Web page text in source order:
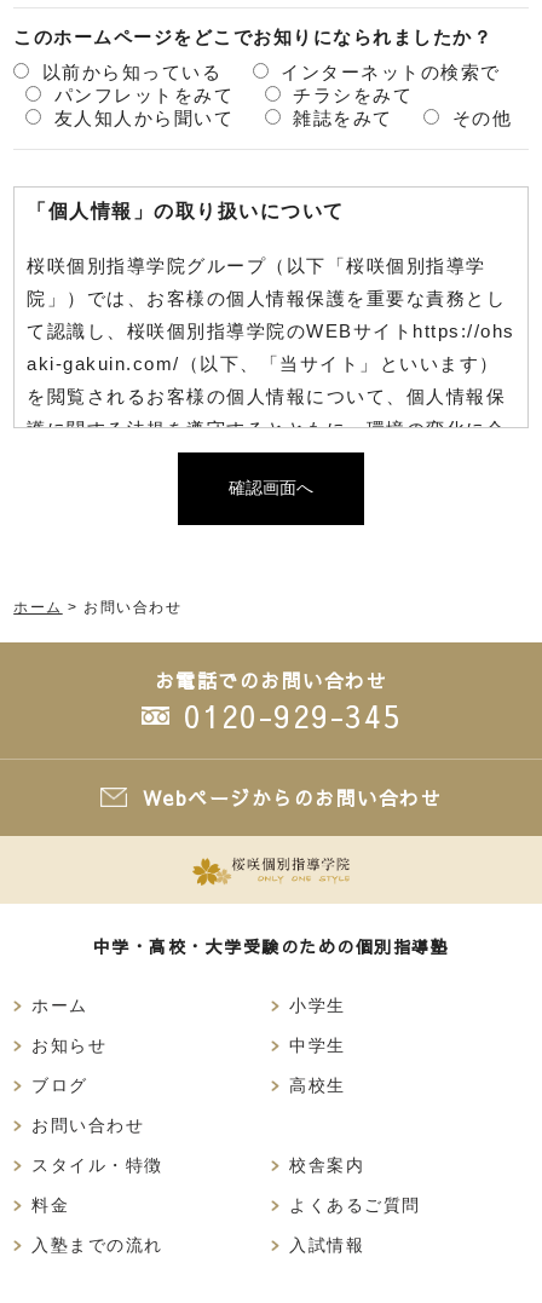
このホームページをどこでお知りになられましたか？
以前から知っている
インターネットの検索で
パンフレットをみて
チラシをみて
友人知人から聞いて
雑誌をみて その他
「個人情報」の取り扱いについて
桜咲個別指導学院グループ（以下「桜咲個別指導学
院」）では、お客様の個人情報保護を重要な責務とし
て認識し、桜咲個別指導学院のWEBサイトhttps://ohs
aki-gakuin.com/（以下、「当サイト」といいます）
を閲覧されるお客様の個人情報について、個人情報保
護に関する法規を遵守するとともに、環境の変化に合
桜咲個別指導学院 個人情報保護責任者
当サイトでは、当サイトを閲覧される方の氏名・メー
ルアドレス等の個人を特定しうる情報（以下、「個人
情報」といいます）について、ご本人からのお問い合
わせなどのサービスご利用のご要望がない限り、これ
2.利用目的
当サイトでご提供いただいた個人情報は、お問い合わ
せへのご返答、ご意見ご感想のご依頼、桜咲個別指導
学院からのご案内などに利用させていただきます。ま
た、個人を特定することが不能な統計・分析に必要な
の方は、保護者の同意を得た上で個人情報をご提供く
3.個人情報を提供することの任意性及び提供しない場
合に生じる結果について
個人情報の提供は任意ですが、原則として個人情報取
記述されています。この情報を記入または入力しない
場合は、弊社サービスをご利用できない場合がござい
確認画面へ
ホーム > お問い合わせ
お電話でのお問い合わせ
0120-929-345
Webページからのお問い合わせ
中学・高校・大学受験のための個別指導塾
ホーム
お知らせ
ブログ
お問い合わせ
小学生
中学生
高校生
スタイル・特徴
料金
入塾までの流れ
校舎案内
よくあるご質問
入試情報